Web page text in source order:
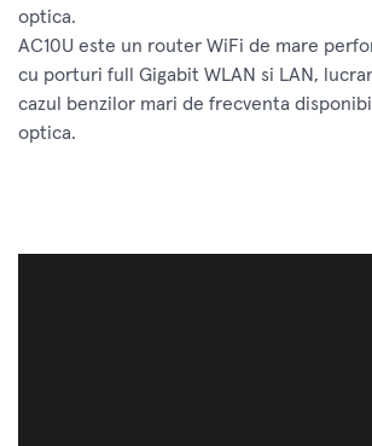
optica.
AC10U este un router WiFi de mare
cu porturi full Gigabit WLAN si LAN,
cazul benzilor mari de frecventa
optica.